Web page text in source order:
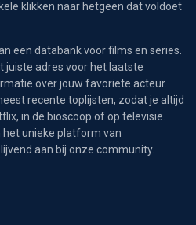
klikken naar hetgeen dat voldoet
een databank voor films en series.
juiste adres voor het laatste
over jouw favoriete acteur.
recente toplijsten, zodat je altijd
in de bioscoop of op televisie.
unieke platform van
aan bij onze community.